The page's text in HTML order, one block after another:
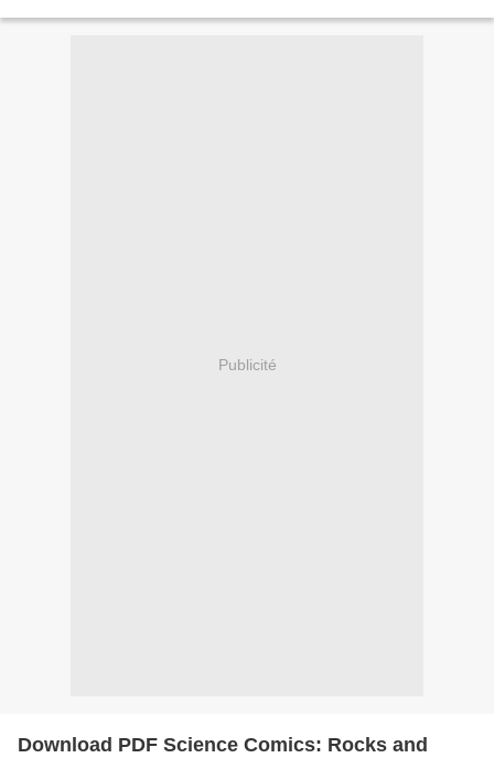
Publicité
Download PDF Science Comics: Rocks and